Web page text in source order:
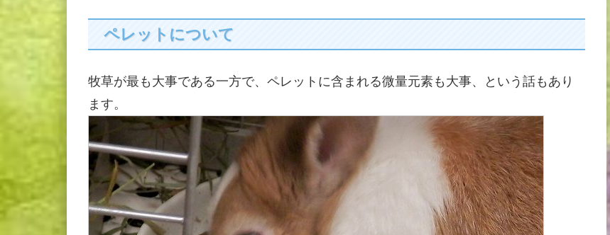
ペレットについて
牧草が最も大事である一方で、ペレットに含まれる微量元素も大事、という話もあり
ます。